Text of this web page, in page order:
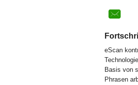
eScan
Basis von
Phrasen